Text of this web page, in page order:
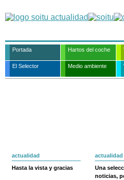
Portada Hartos del coche
El Selector Medio ambiente
actualidad
Hasta la vista y gracias
actualidad
Una
noticias,